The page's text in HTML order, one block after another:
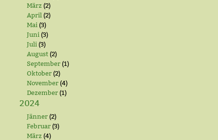
März (2)
April (2)
Mai (3)
Juni (3)
Juli (3)
August (2)
September (1)
Oktober (2)
November (4)
Dezember (1)
2024
Jänner (2)
Februar (3)
März (4)